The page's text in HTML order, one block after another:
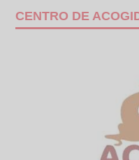
CENTRO DE